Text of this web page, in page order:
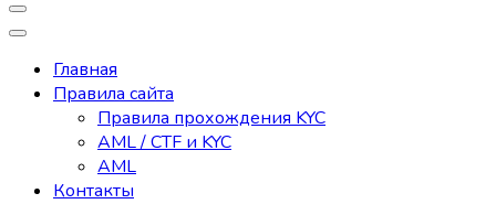
Главная
Правила сайта
Правила прохождения KYC
AML / CTF и KYC
AML
Контакты